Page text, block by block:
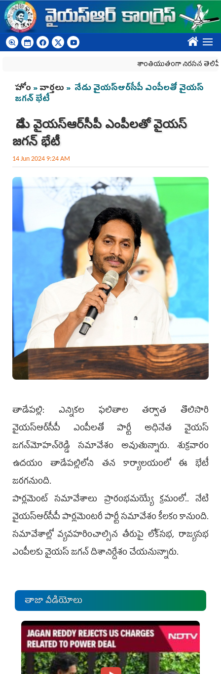
Skip to main content
????
శాంతియుతంగా నిరసన తెలిపే
You are here
హోం »వార్తలు » నేడు వైయ‌స్ఆర్‌సీపీ ఎంపీలతో వైయ‌స్‌
జగన్‌ భేటీ
నేడు వైయ‌స్ఆర్‌సీపీ ఎంపీలతో వైయ‌స్‌
జగన్‌ భేటీ
14 Jun 2024 9:24 AM
తాడేప‌ల్లి: ఎన్నికల ఫలితాల తర్వాత తొలిసారి
వైయ‌స్ఆర్‌సీపీ ఎంపీలతో పార్టీ అధినేత వైయ‌స్‌
జగన్‌మోహన్‌రెడ్డి సమావేశం అవుతున్నారు. శుక్రవారం
ఉదయం తాడేపల్లిలోని తన కార్యాలయంలో ఈ భేటీ
జరగనుంది.
పార్లమెంట్‌ సమావేశాలు ప్రారంభమయ్యే క్రమంలో.. నేటి
వైయ‌స్ఆర్‌సీపీ పార్లమెంటరీ పార్టీ సమావేశం కీలకం కానుంది.
సమావేశాల్లో వ్యవహరించాల్సిన తీరుపై లోక్‌సభ, రాజ్యసభ
ఎంపీలకు వైయ‌స్ జగన్‌ దిశానిర్దేశం చేయనున్నారు.
తాజా వీడియోలు